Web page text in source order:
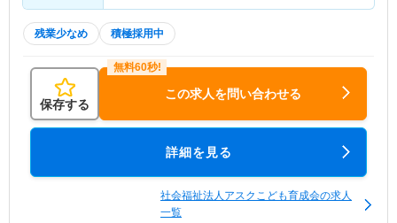
残業少なめ 積極採用中
保存する
この求人を問い合わせる
詳細を見る
社会福祉法人アスクこども育成会の求人
一覧